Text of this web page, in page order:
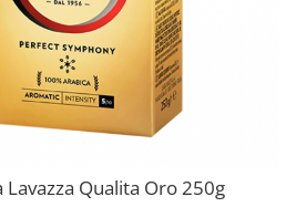
Lavazza Qualita Oro 250g